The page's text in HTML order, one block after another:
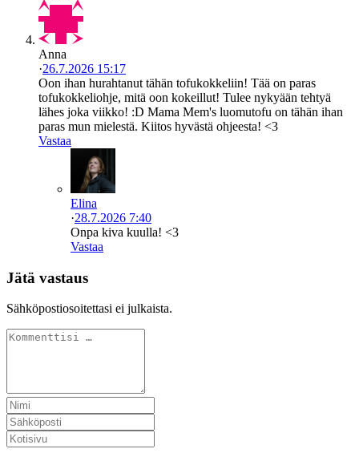
Anna
·26.7.2026 15:17
Oon ihan hurahtanut tähän tofukokkeliin! Tää on paras
tofukokkeliohje, mitä oon kokeillut! Tulee nykyään tehtyä
lähes joka viikko! :D Mama Mem's luomutofu on tähän ihan
paras mun mielestä. Kiitos hyvästä ohjeesta! <3
Vastaa
Elina
·28.7.2026 7:40
Onpa kiva kuulla! <3
Vastaa
Jätä vastaus
Sähköpostiosoitettasi ei julkaista.